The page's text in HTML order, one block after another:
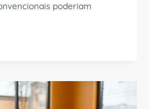
poderiam